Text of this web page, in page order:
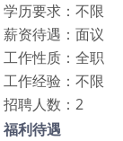
学历要求：不限
薪资待遇：面议
工作性质：全职
工作经验：不限
招聘人数：2
福利待遇